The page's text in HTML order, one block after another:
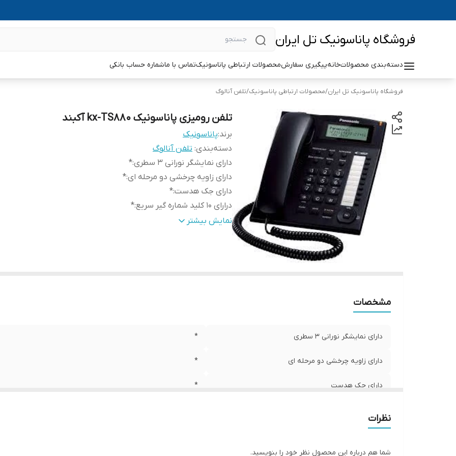
فروشگاه پاناسونیک تل ایران
دسته‌بندی محصولاتخانهپیگیری سفارشمحصولات ارتباطی پاناسونیکتماس با ماشماره حساب بانکی
فروشگاه پاناسونیک تل ایران/محصولات ارتباطی پاناسونیک/تلفن آنالوگ
تلفن رومیزی پاناسونیک kx-TS880 آکبند
برند:پاناسونیک
دسته‌بندی: تلفن آنالوگ
دارای نمایشگر نورانی 3 سطری
:
*
دارای زاویه چرخشی دو مرحله ای:
*
دارای جک هدست:
*
درارای 10 کلید شماره گیر سریع
:
*
ساخت مالزی:نمایش بیشتر
مشخصات
دارای نمایشگر نورانی 3 سطری *
دارای زاویه چرخشی دو مرحله ای *
دارای جک هدست *
نظرات
شما هم درباره این محصول نظر خود را بنویسید.